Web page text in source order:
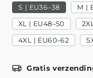
S | EU36–38 M |
XL | EU48–50
4XL | EU60–62
Gratis